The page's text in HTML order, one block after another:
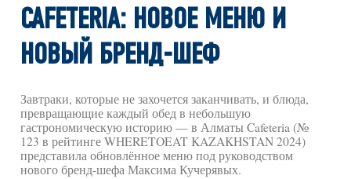
CAFETERIA: НОВОЕ МЕНЮ И
НОВЫЙ БРЕНД-ШЕФ
Завтраки, которые не захочется заканчивать, и блюда,
превращающие каждый обед в небольшую
гастрономическую историю — в Алматы Cafeteria (№
123 в рейтинге WHERETOEAT KAZAKHSTAN 2024)
представила обновлённое меню под руководством
нового бренд-шефа Максима Кучерявых.